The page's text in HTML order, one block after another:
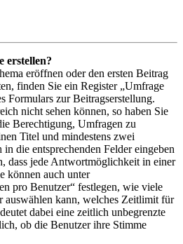
erstellen?
eröffnen oder den ersten Beitrag
finden Sie ein Register „Umfrage
Formulars zur Beitragserstellung.
nicht sehen können, so haben Sie
Berechtigung, Umfragen zu
Titel und mindestens zwei
die entsprechenden Felder eingeben
dass jede Antwortmöglichkeit in einer
können auch unter
pro Benutzer“ festlegen, wie viele
auswählen kann, welches Zeitlimit für
dabei eine zeitlich unbegrenzte
ob die Benutzer ihre Stimme